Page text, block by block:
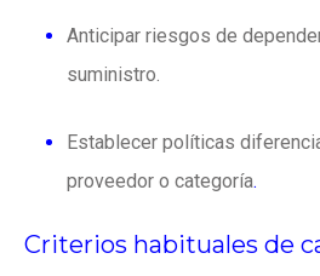
Anticipar riesgos de
suministro.
Establecer políticas
proveedor o categoría.
Criterios habituales de